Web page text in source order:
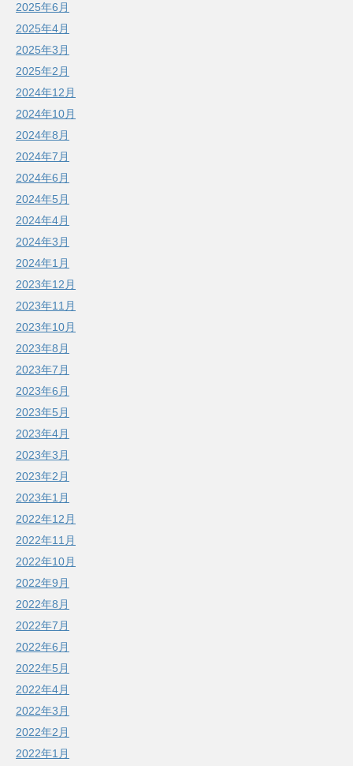
2025年6月
2025年4月
2025年3月
2025年2月
2024年12月
2024年10月
2024年8月
2024年7月
2024年6月
2024年5月
2024年4月
2024年3月
2024年1月
2023年12月
2023年11月
2023年10月
2023年8月
2023年7月
2023年6月
2023年5月
2023年4月
2023年3月
2023年2月
2023年1月
2022年12月
2022年11月
2022年10月
2022年9月
2022年8月
2022年7月
2022年6月
2022年5月
2022年4月
2022年3月
2022年2月
2022年1月